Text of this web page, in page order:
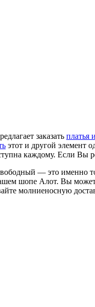
заказать платья
этот и другой элемент
каждому. Если Вы
— это
шопе Алот. Вы
молниеносную